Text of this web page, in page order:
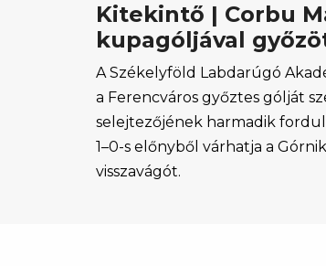
Kitekintő | Corbu
kupagóljával
A Székelyföld Labdarúgó
a Ferencváros győztes gólját
selejtezőjének harmadik
1–0-s előnyből várhatja a
visszavágót.